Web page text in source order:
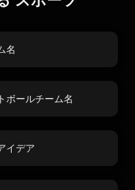
名
ボールチーム名
イデア